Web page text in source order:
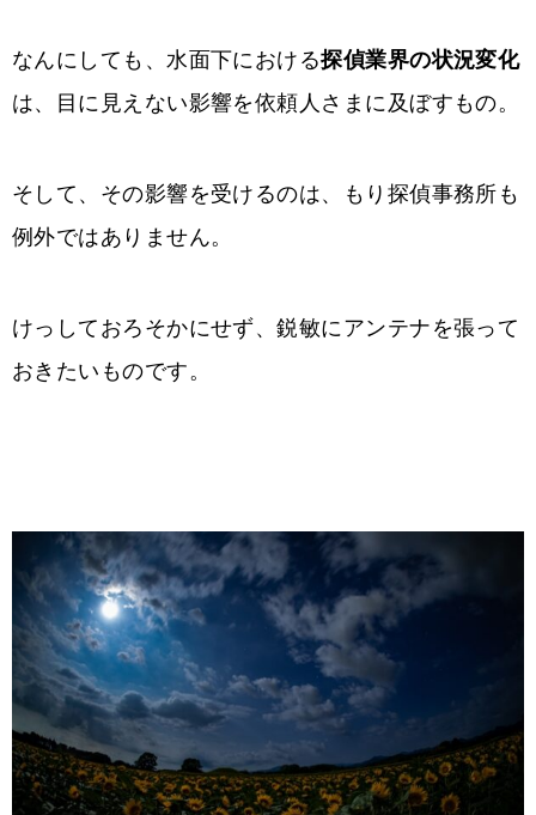
なんにしても、水面下における探偵業界の状況変化
は、目に見えない影響を依頼人さまに及ぼすもの。
そして、その影響を受けるのは、もり探偵事務所も
例外ではありません。
けっしておろそかにせず、鋭敏にアンテナを張って
おきたいものです。